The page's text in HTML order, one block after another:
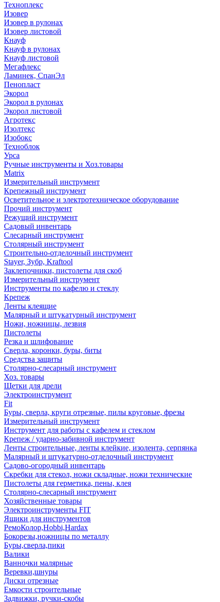
Техноплекс
Изовер
Изовер в рулонах
Изовер листовой
Кнауф
Кнауф в рулонах
Кнауф листовой
Мегафлекс
Ламинек, СпанЭл
Пенопласт
Экорол
Экорол в рулонах
Экорол листовой
Агротекс
Изолтекс
Изобокс
Техноблок
Урса
Ручные инструменты и Хоз.товары
Matrix
Измерительный инструмент
Крепежный инструмент
Осветительное и электротехническое оборудование
Прочий инструмент
Режущий инструмент
Садовый инвентарь
Слесарный инструмент
Столярный инструмент
Строительно-отделочный инструмент
Stayer, Зубр, Kraftool
Заклепочники, пистолеты для скоб
Измерительный инструмент
Инструменты по кафелю и стеклу
Крепеж
Ленты клеящие
Малярный и штукатурный инструмент
Ножи, ножницы, лезвия
Пистолеты
Резка и шлифование
Сверла, коронки, буры, биты
Средства защиты
Столярно-слесарный инструмент
Хоз. товары
Щетки для дрели
Электроинструмент
Fit
Буры, сверла, круги отрезные, пилы круговые, фрезы
Измерительный инструмент
Инструмент для работы с кафелем и стеклом
Крепеж / ударно-забивной инструмент
Ленты строительные, ленты клейкие, изолента, серпянка
Малярный и штукатурно-отделочный инструмент
Садово-огородный инвентарь
Скребки для стекол, ножи складные, ножи технические
Пистолеты для герметика, пены, клея
Столярно-слесарный инструмент
Хозяйственные товары
Электроинструменты FIT
Ящики для инструментов
РемоКолор,Hobbi,Hardax
Бокорезы,ножницы по металлу
Буры,сверла,пики
Валики
Ванночки малярные
Веревки,шнуры
Диски отрезные
Емкости строительные
Задвижки, ручки-скобы